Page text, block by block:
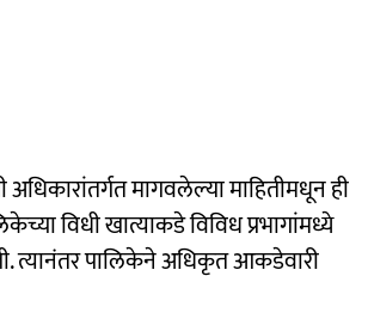
मागवलेल्या माहितीमधून ही
विधी खात्याकडे विविध प्रभागांमध्ये
त्यानंतर पालिकेने अधिकृत आकडेवारी